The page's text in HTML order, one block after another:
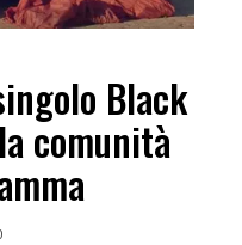
Black
comunità